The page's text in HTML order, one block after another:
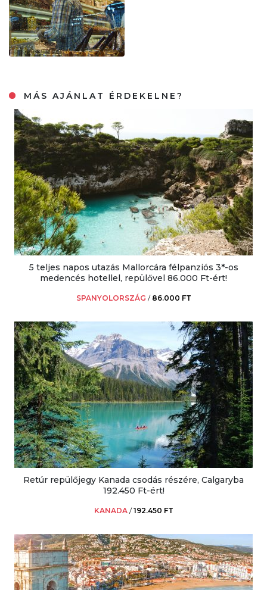
MÁS AJÁNLAT ÉRDEKELNE?
5 teljes napos utazás Mallorcára félpanziós 3*-os
medencés hotellel, repülővel 86.000 Ft-ért!
SPANYOLORSZÁG / 86.000 FT
Retúr repülőjegy Kanada csodás részére, Calgaryba
192.450 Ft-ért!
KANADA /192.450 FT